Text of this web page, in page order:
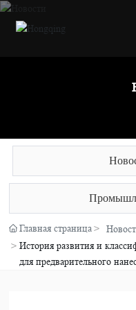
Контакты
Главная страница
История развития и
для предварительного